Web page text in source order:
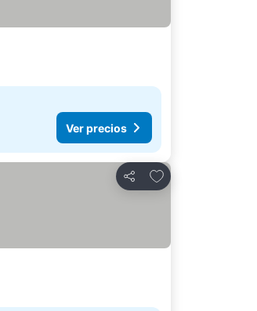
Ver precios
Compartir
Agregar a favoritos